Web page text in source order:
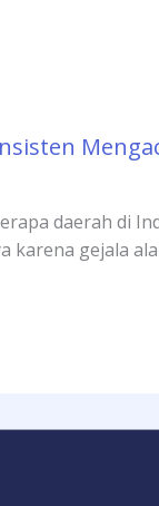
daerah di
karena gejala